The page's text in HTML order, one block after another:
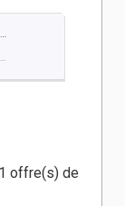
offre(s) de